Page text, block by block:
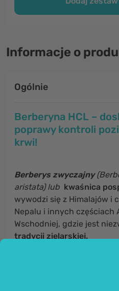
Informacje o
Ogólnie
Berberyna HCL –
poprawy kontroli
krwi!
Berberys zwyczajny
aristata) lub kwaśnica
wywodzi się z Himalajów i
Nepalu i innych częściach
Wschodniej, gdzie jest
tradycji zielarskiej.